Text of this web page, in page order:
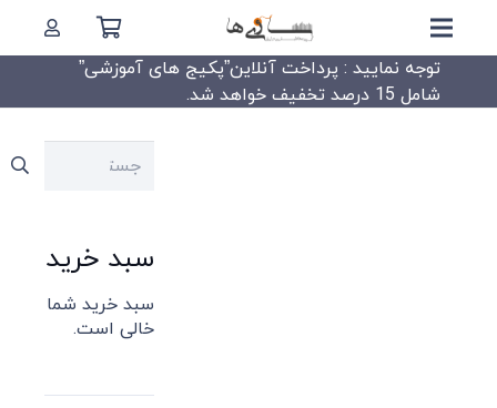
توجه نمایید : پرداخت آنلاین”پکیج های آموزشی”
شامل 15 درصد تخفیف خواهد شد.
جستجو
سبد خرید
سبد خرید شما
خالی است.